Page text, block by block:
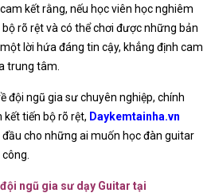
cam kết rằng, nếu học viên học nghiêm
rõ rệt và có thể chơi được những bản
lời hứa đáng tin cậy, khẳng định cam
trung tâm.
đội ngũ gia sư chuyên nghiệp, chính
tiến bộ rõ rệt, Daykemtainha.vn
cho những ai muốn học đàn guitar
ngũ gia sư dạy Guitar tại